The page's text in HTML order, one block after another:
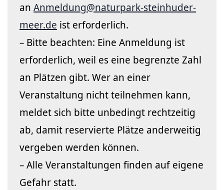
an Anmeldung@naturpark-steinhuder-
meer.de ist erforderlich.
– Bitte beachten: Eine Anmeldung ist
erforderlich, weil es eine begrenzte Zahl
an Plätzen gibt. Wer an einer
Veranstaltung nicht teilnehmen kann,
meldet sich bitte unbedingt rechtzeitig
ab, damit reservierte Plätze anderweitig
vergeben werden können.
– Alle Veranstaltungen finden auf eigene
Gefahr statt.